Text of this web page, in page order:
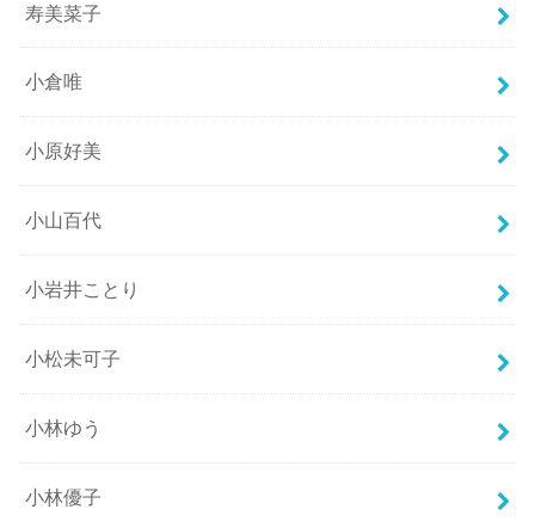
寿美菜子
小倉唯
小原好美
小山百代
小岩井ことり
小松未可子
小林ゆう
小林優子